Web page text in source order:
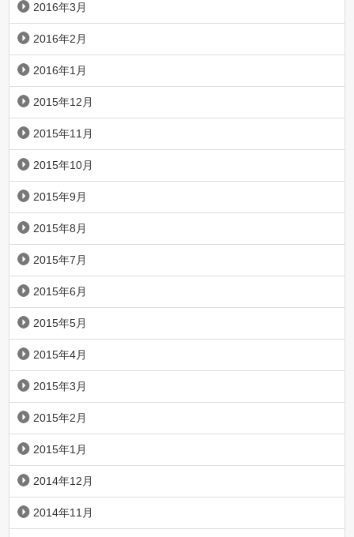
2016年3月
2016年2月
2016年1月
2015年12月
2015年11月
2015年10月
2015年9月
2015年8月
2015年7月
2015年6月
2015年5月
2015年4月
2015年3月
2015年2月
2015年1月
2014年12月
2014年11月